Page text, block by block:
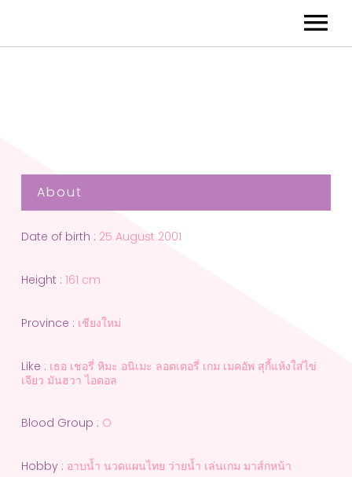
About
Date of birth : 25 August 2001
Height : 161 cm
Province : เชียงใหม่
Like : เธอ เชอรี่ หิมะ อนิเมะ ลอตเตอรี่ เกม เมคอัพ สุกี้แห้งใส่ไข่
เจียว มันฮวา ไอดอล
Blood Group : O
Hobby : อาบน้ำ นวดแผนไทย ว่ายน้ำ เล่นเกม มาส์กหน้า